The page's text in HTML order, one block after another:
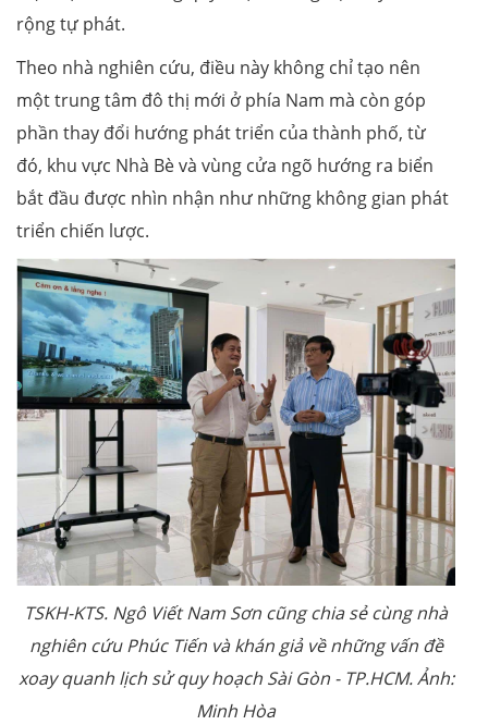
rộng tự phát.
Theo nhà nghiên cứu, điều này không chỉ tạo nên
một trung tâm đô thị mới ở phía Nam mà còn góp
phần thay đổi hướng phát triển của thành phố, từ
đó, khu vực Nhà Bè và vùng cửa ngõ hướng ra biển
bắt đầu được nhìn nhận như những không gian phát
triển chiến lược.
TSKH-KTS. Ngô Viết Nam Sơn cũng chia sẻ cùng nhà
nghiên cứu Phúc Tiến và khán giả về những vấn đề
xoay quanh lịch sử quy hoạch Sài Gòn - TP.HCM. Ảnh:
Minh Hòa